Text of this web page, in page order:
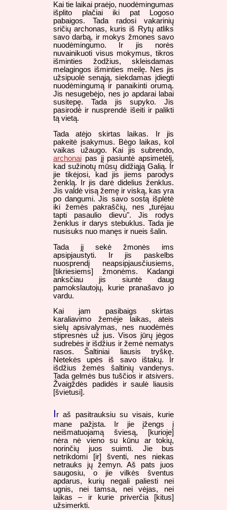
Kai tie laikai praėjo, nuodėmingumas
išplito plačiai iki pat Logoso
pabaigos. Tada radosi vakarinių
sričių archonas, kuris iš Rytų atliks
savo darbą, ir mokys žmones savo
nuodėmingumo. Ir jis norės
nuvainikuoti visus mokymus, tikros
išminties žodžius, skleisdamas
melagingos išminties meilę. Nes jis
užsipuolė senąją, siekdamas įdiegti
nuodėmingumą ir panaikinti orumą.
Jis nesugebėjo, nes jo apdarai labai
susitepę. Tada jis supyko. Jis
pasirodė ir nusprendė išeiti ir palikti
tą vietą.
Tada atėjo skirtas laikas. Ir jis
pakeitė įsakymus. Bėgo laikas, kol
vaikas užaugo. Kai jis subrendo,
archonai pas jį pasiuntė apsimetėlį,
kad sužinotų mūsų didžiąją Galią. Ir
jie tikėjosi, kad jis jiems parodys
ženklą. Ir jis darė didelius ženklus.
Jis valdė visą žemę ir viską, kas yra
po dangumi. Jis savo sostą išplėtė
iki žemės pakraščių, nes „turėjau
tapti pasaulio dievu". Jis rodys
ženklus ir darys stebuklus. Tada jie
nusisuks nuo manęs ir nueis šalin.
Tada jį sekė žmonės ims
apsipjaustyti. Ir jis paskelbs
nuosprendį neapsipjausčiusiems,
[tikriesiems] žmonėms. Kadangi
anksčiau jis siuntė daug
pamokslautojų, kurie pranašavo jo
vardu.
Kai jam pasibaigs skirtas
karaliavimo žemėje laikas, ateis
sielų apsivalymas, nes nuodėmės
stipresnės už jus. Visos jūrų jėgos
sudrebės ir išdžius ir žemė nematys
rasos. Šaltiniai liausis tryškę.
Netekės upės iš savo ištakų. Ir
išdžius žemės šaltinių vandenys.
Tada gelmės bus tuščios ir atsivers.
Žvaigždės padidės ir saulė liausis
[švietusi].
Ir aš pasitrauksiu su visais, kurie
mane pažįsta. Ir jie įžengs į
neišmatuojamą šviesą, [kurioje]
nėra nė vieno su kūnu ar tokių,
norinčių juos suimti. Jie bus
netrikdomi [ir] šventi, nes niekas
netrauks jų žemyn. Aš pats juos
saugosiu, o jie vilkės šventus
apdarus, kurių negali paliesti nei
ugnis, nei tamsa, nei vėjas, nei
laikas – ir kurie priverčia [kitus]
užsimerkti.